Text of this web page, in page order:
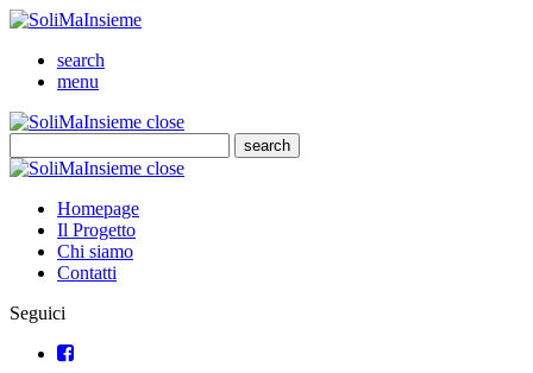
SoliMaInsieme
search
menu
SoliMaInsieme
closeClose
search
Cerca
SoliMaInsieme
closeClose
Homepage
Il Progetto
Chi siamo
Contatti
Seguici
Facebook